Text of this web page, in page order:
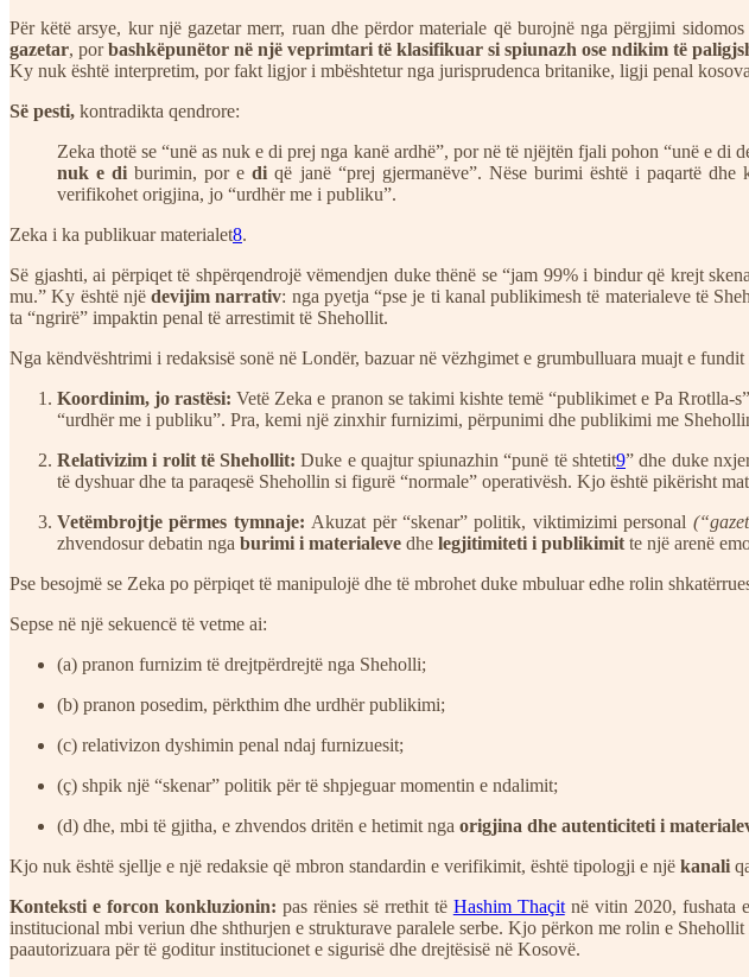
Për këtë arsye, kur një gazetar merr, ruan dhe përdor materiale që burojnë nga përgjimi
gazetar, porbashkëpunëtor në një veprimtari të klasifikuar si spiunazh ose ndikim të
Ky nuk është interpretim, por fakt ligjor i mbështetur nga jurisprudenca britanike, ligji penal
Së pesti, kontradikta qendrore:
Zeka thotë se “unë as nuk e di prej nga kanë ardhë”, por në të njëjtën fjali pohon “unë e
nuk e di burimin, por edi që janë “prej gjermanëve”. Nëse burimi është i paqartë
verifikohet origjina, jo “urdhër me i publiku”.
Zeka i ka publikuar materialet8.
Së gjashti, ai përpiqet të shpërqendrojë vëmendjen duke thënë se “jam 99% i bindur që krejt
mu.” Ky është njëdevijim narrativ: nga pyetja “pse je ti kanal publikimesh të materialeve të
ta “ngrirë” impaktin penal të arrestimit të Shehollit.
Nga këndvështrimi i redaksisë sonë në Londër, bazuar në vëzhgimet e grumbulluara muajt e
Koordinim, jo rastësi: Vetë Zeka e pranon se takimi kishte temë “publikimet e Pa Rrotlla-
“urdhër me i publiku”. Pra, kemi një zinxhir furnizimi, përpunimi dhe publikimi me
Relativizim i rolit të Shehollit: Duke e quajtur spiunazhin “punë të shtetit9” dhe duke
të dyshuar dhe ta paraqesë Shehollin si figurë “normale” operativësh. Kjo është pikërisht
Vetëmbrojtje përmes tymnaje: Akuzat për “skenar” politik, viktimizimi personal
zhvendosur debatin nga burimi i materialeve dhe legjitimiteti i publikimit te një arenë
Pse besojmë se Zeka po përpiqet të manipulojë dhe të mbrohet duke mbuluar edhe rolin
Sepse në një sekuencë të vetme ai:
(a) pranon furnizim të drejtpërdrejtë nga Sheholli;
(b) pranon posedim, përkthim dhe urdhër publikimi;
(c) relativizon dyshimin penal ndaj furnizuesit;
(ç) shpik një “skenar” politik për të shpjeguar momentin e ndalimit;
(d) dhe, mbi të gjitha, e zhvendos dritën e hetimit nga origjina dhe autenticiteti i
Kjo nuk është sjellje e një redaksie që mbron standardin e verifikimit, është tipologji e një kanali
Konteksti e forcon konkluzionin: pas rënies së rrethit të Hashim Thaçitnë vitin 2020, fushata
institucional mbi veriun dhe shthurjen e strukturave paralele serbe. Kjo përkon me rolin e
paautorizuara për të goditur institucionet e sigurisë dhe drejtësisë në Kosovë.